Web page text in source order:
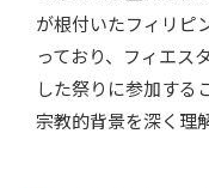
が根付いたフィリピ
っており、フィエス
した祭りに参加する
宗教的背景を深く理